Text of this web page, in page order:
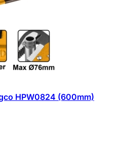
HPW0824 (600mm)